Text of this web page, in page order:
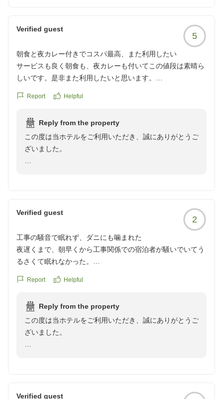
Verified guest
5
朝食と夜カレー付きでコスパ最高、また利用したい
サービスも良く朝食も、夜カレーも付いてこの値段は素晴ら
しいです。是非また利用したいと思います。
https://review.travel.rakuten.co.jp/hotel/voice/145478?
Report Helpful
Reply from the property
この度は当ホテルをご利用いただき、誠にありがとうご
ざいました。
なります。
これからもご満足いただけるよう努めてまいります。ま
たのお越しを心よりお待ちしております。
Verified guest
2
工事の騒音で眠れず、ダニにも噛まれた
夜遅くまで、朝早くから工事関係での宿泊者が騒いでいてう
るさくて眠れなかった。
クチコミの詳細はこちらから
reviewId=33123478181444
Report Helpful
Reply from the property
この度は当ホテルをご利用いただき、誠にありがとうご
ざいました。
申し訳ございませんでした。
Verified guest